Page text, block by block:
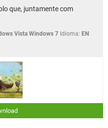
que, juntamente com
Vista Windows 7 Idioma: EN